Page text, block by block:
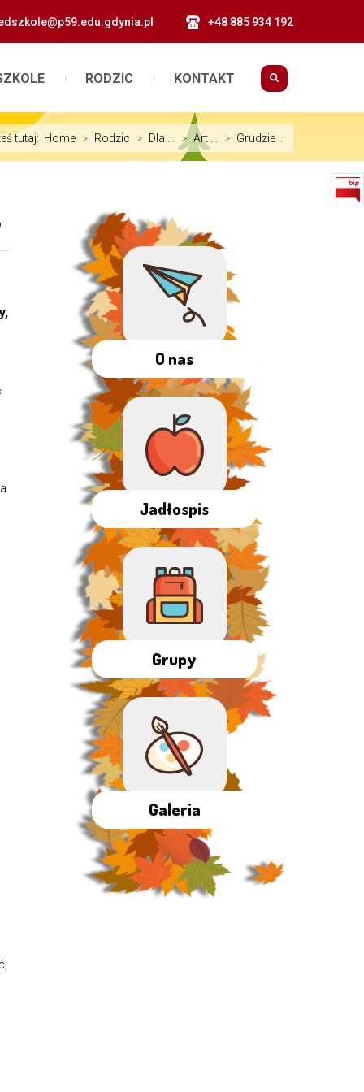
+48 885 934 192
RODZIC KONTAKT
tutaj: Home > Rodzic > Dla ... > Art ... > Grudzie ...
O nas
Jadłospis
Grupy
Galeria